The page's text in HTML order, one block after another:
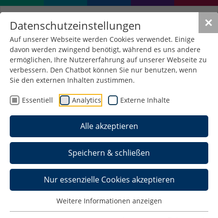
✕
Datenschutzeinstellungen
Auf unserer Webseite werden Cookies verwendet. Einige
davon werden zwingend benötigt, während es uns andere
ermöglichen, Ihre Nutzererfahrung auf unserer Webseite zu
verbessern. Den Chatbot können Sie nur benutzen, wenn
Sie den externen Inhalten zustimmen.
Essentiell Analytics Externe Inhalte
Alle akzeptieren
Speichern & schließen
Nur essenzielle Cookies akzeptieren
Weitere Informationen anzeigen
Labor
Elektroniktechnologie
Das Labor für Elektroniktechnologie ist für die
Herstellung von Dickschichthybridschaltkreisen
und Leiterplatten für Lehre und Forschung in
Kleinserien bzw. Einzelfertigung ausgelegt. Damit
wird ein wesentlicher Grundstein für die
praxisnahe Ausbildung im Studiengang
Elektrotechnik, Studienschwerpunkt "Industrielle
Elektronik" gelegt. Um den sich ergebenden
technologischen Anforderungen auch in
Perspektive gerecht zu werden, werden sämtliche